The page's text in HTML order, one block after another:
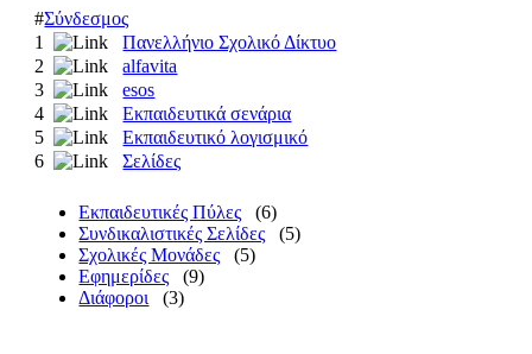
#Σύνδεσμος
1
Πανελλήνιο Σχολικό Δίκτυο
2
alfavita
3
esos
4
Εκπαιδευτικά σενάρια
5
Εκπαιδευτικό λογισμικό
6
Σελίδες
Εκπαιδευτικές Πύλες
(6)
Συνδικαλιστικές Σελίδες
(5)
Σχολικές Μονάδες
(5)
Εφημερίδες
(9)
Διάφοροι
(3)